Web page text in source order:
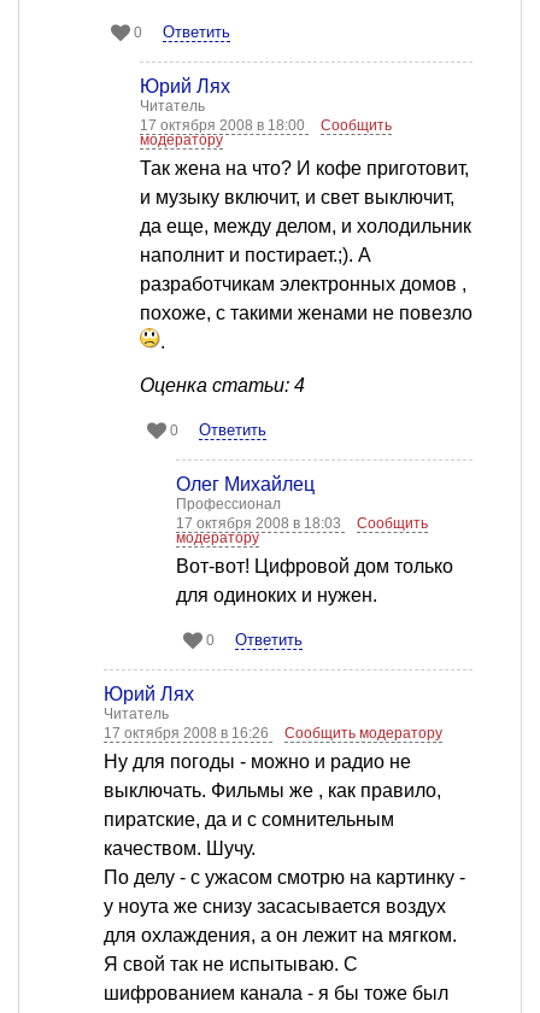
0 Ответить
Юрий Лях
Читатель
17 октября 2008 в 18:00
Сообщить
модератору
Так жена на что? И кофе приготовит,
и музыку включит, и свет выключит,
да еще, между делом, и холодильник
наполнит и постирает.;). А
разработчикам электронных домов ,
похоже, с такими женами не повезло
.
Оценка статьи: 4
0 Ответить
Олег Михайлец
Профессионал
17 октября 2008 в 18:03
Сообщить
модератору
Вот-вот! Цифровой дом только
для одиноких и нужен.
0 Ответить
Юрий Лях
Читатель
17 октября 2008 в 16:26
Сообщить модератору
Ну для погоды - можно и радио не
выключать. Фильмы же , как правило,
пиратские, да и с сомнительным
качеством. Шучу.
По делу - с ужасом смотрю на картинку -
у ноута же снизу засасывается воздух
для охлаждения, а он лежит на мягком.
Я свой так не испытываю. С
шифрованием канала - я бы тоже был